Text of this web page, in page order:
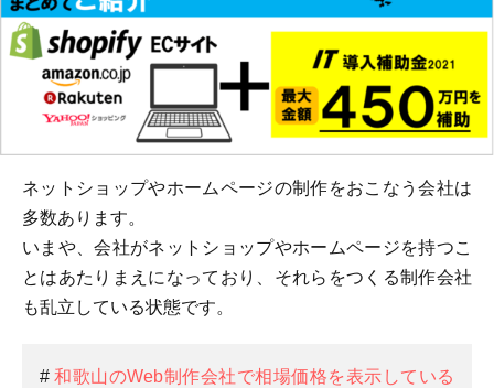
ネットショップやホームページの制作をおこなう会社は
多数あります。
いまや、会社がネットショップやホームページを持つこ
とはあたりまえになっており、それらをつくる制作会社
も乱立している状態です。
#和歌山のWeb制作会社で相場価格を表示している